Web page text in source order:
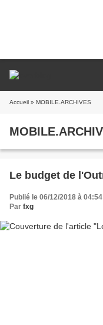
Accueil » MOBILE.ARCHIVES
Le budget de
Publié le 06/12/2018 à 04:54
Par fxg